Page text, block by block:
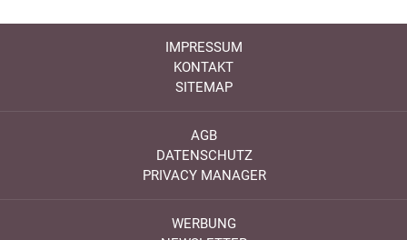
IMPRESSUM
KONTAKT
SITEMAP
AGB
DATENSCHUTZ
PRIVACY MANAGER
WERBUNG